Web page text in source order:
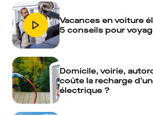
Vacances en voiture
5 conseils pour
Domicile, voirie,
coûte la recharge
électrique ?